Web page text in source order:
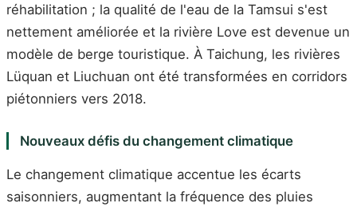
réhabilitation ; la qualité de l'eau de la Tamsui s'est
nettement améliorée et la rivière Love est devenue un
modèle de berge touristique. À Taichung, les rivières
Lüquan et Liuchuan ont été transformées en corridors
piétonniers vers 2018.
Nouveaux défis du changement climatique
Le changement climatique accentue les écarts
saisonniers, augmentant la fréquence des pluies